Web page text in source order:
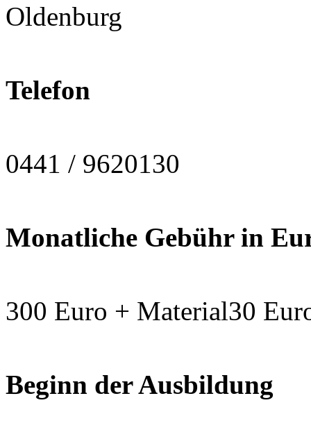
Oldenburg
Telefon
0441 / 9620130
Monatliche Gebühr in
300 Euro + Material30
Beginn der Ausbildung